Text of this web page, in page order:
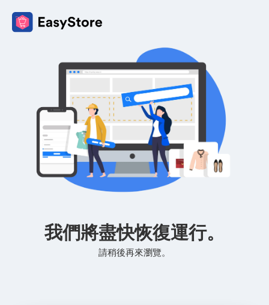
我們將盡快恢復運行。
請稍後再來瀏覽。